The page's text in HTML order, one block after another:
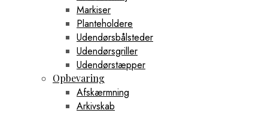
Markiser
Planteholdere
Udendørsbålsteder
Udendørsgriller
Udendørstæpper
Opbevaring
Afskærmning
Arkivskab